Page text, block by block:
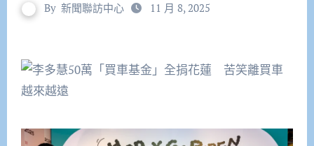
By 新聞聯訪中心 11 月 8, 2025